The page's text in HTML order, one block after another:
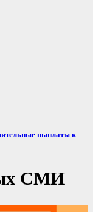
выплаты к